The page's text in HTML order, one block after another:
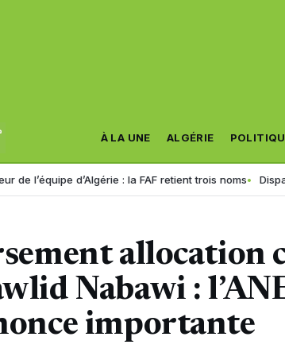
À LA UNE ALGÉRIE
d’Algérie : la FAF retient trois noms Disparition de
allocation
Nabawi :
importante